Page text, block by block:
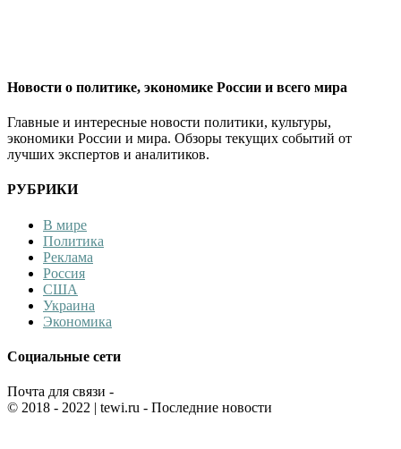
Новости о политике, экономике России и всего мира
Главные и интересные новости политики, культуры,
экономики России и мира. Обзоры текущих событий от
лучших экспертов и аналитиков.
РУБРИКИ
В мире
Политика
Реклама
Россия
США
Украина
Экономика
Социальные сети
Почта для связи -
© 2018 - 2022 | tewi.ru - Последние новости